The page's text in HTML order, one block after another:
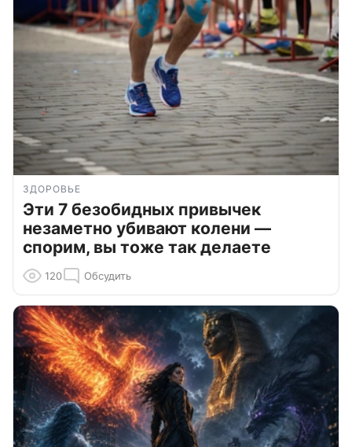
ЗДОРОВЬЕ
Эти 7 безобидных привычек
незаметно убивают колени —
спорим, вы тоже так делаете
120 Обсудить